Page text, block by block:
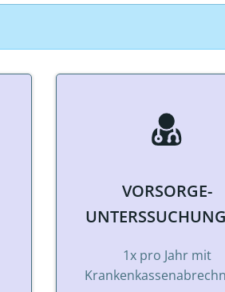
VORSORGE-
1x pro Jahr mit